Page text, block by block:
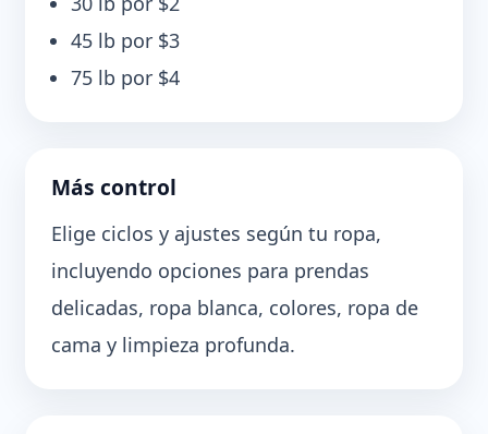
45 lb por $3
75 lb por $4
Más control
Elige ciclos y ajustes según tu ropa,
incluyendo opciones para prendas
delicadas, ropa blanca, colores, ropa de
cama y limpieza profunda.